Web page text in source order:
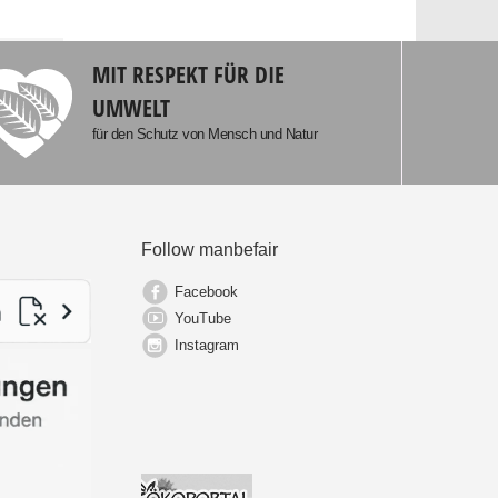
MIT RESPEKT FÜR DIE
UMWELT
für den Schutz von Mensch und Natur
Follow manbefair
Facebook
YouTube
Instagram